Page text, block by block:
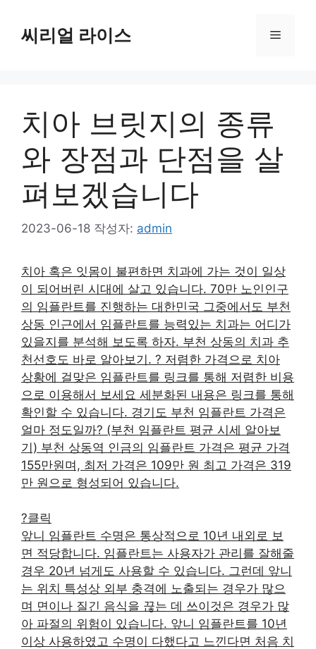
씨리얼 라이스 메
치아 브릿지의 종류
와 장점과 단점을 살
펴보겠습니다
2023-06-18 작성자: admin
치아 혹은 잇몸이 불편하면 치과에 가는 것이 일상
이 되어버린 시대에 살고 있습니다. 70만 노인인구
의 임플란트를 진행하는 대한민국 그중에서도 부천
상동 인근에서 임플란트를 능력있는 치과는 어디가
있을지를 분석해 보도록 하자. 부천 상동의 치과 추
천선호도 바로 알아보기. ? 저렴한 가격으로 치아
상황에 걸맞은 임플란트를 링크를 통해 저렴한 비용
으로 이용해서 보세요 세분화된 내용은 링크를 통해
확인할 수 있습니다. 경기도 부천 임플란트 가격은
얼마 정도일까? (부천 임플란트 평균 시세 알아보
기) 부천 상동역 인금의 임플란트 가격은 평균 가격
155만원며, 최저 가격은 109만 원 최고 가격은 319
만 원으로 형성되어 있습니다.
?클릭
앞니 임플란트 수명은 통상적으로 10년 내외로 보
면 적당합니다. 임플란트는 사용자가 관리를 잘해줄
경우 20년 넘게도 사용할 수 있습니다. 그런데 앞니
는 위치 특성상 외부 충격에 노출되는 경우가 많으
며 면이나 질긴 음식을 끊는 데 쓰이것은 경우가 많
아 파절의 위험이 있습니다. 앞니 임플란트를 10년
이상 사용하였고 수명이 다했다고 느낀다면 처음 치